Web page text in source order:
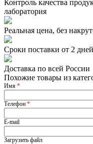
Контроль качества
лаборатория
Реальная цена, без
Сроки поставки от 2 дней
Доставка по всей России
Похожие товары из
Имя *
Телефон *
E-mail
Загрузить файл